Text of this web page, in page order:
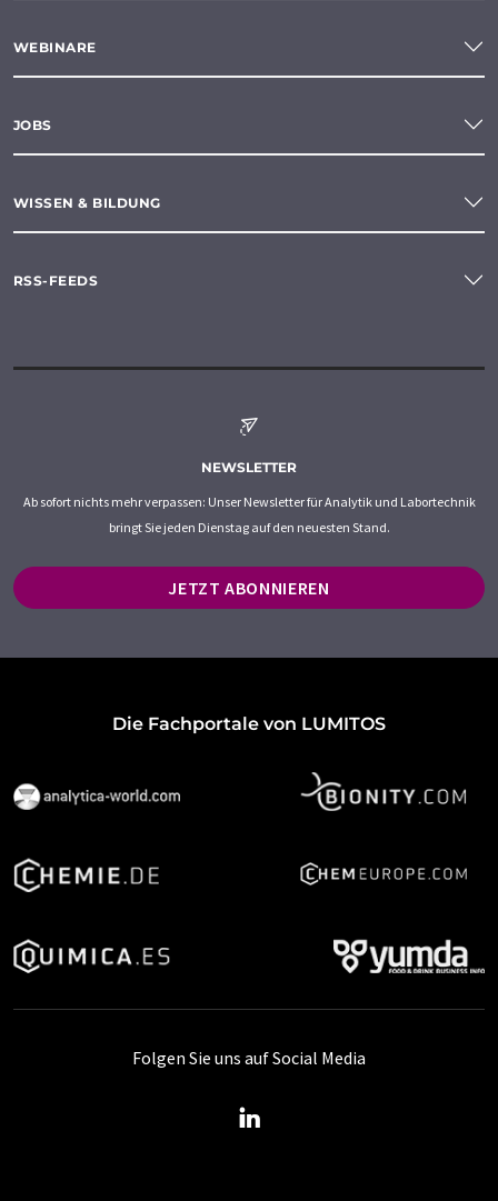
WEBINARE
JOBS
WISSEN & BILDUNG
RSS-FEEDS
NEWSLETTER
Ab sofort nichts mehr verpassen: Unser Newsletter für Analytik und Labortechnik
bringt Sie jeden Dienstag auf den neuesten Stand.
JETZT ABONNIEREN
Die Fachportale von LUMITOS
Folgen Sie uns auf Social Media